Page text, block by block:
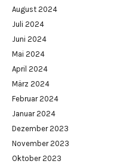
August 2024
Juli 2024
Juni 2024
Mai 2024
April 2024
März 2024
Februar 2024
Januar 2024
Dezember 2023
November 2023
Oktober 2023